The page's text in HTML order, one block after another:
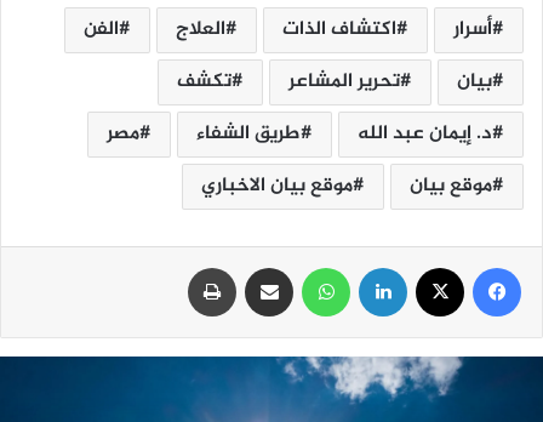
أسرار اكتشاف الذات العلاج
الفن
بيان
تحرير المشاعر
تكشف
د. إيمان عبد الله
طريق الشفاء
مصر
موقع بيان
موقع بيان الاخباري